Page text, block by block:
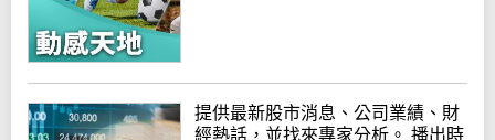
提供最新股市消息、公司業績、財
經熱話，並找來專家分析。 播出時